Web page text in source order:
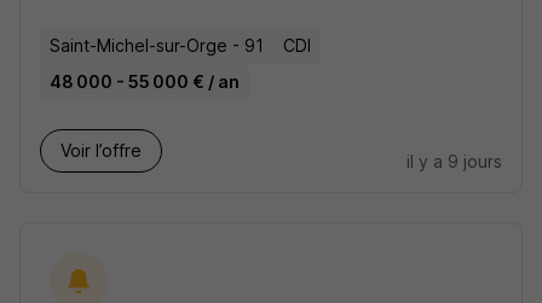
Saint-Michel-sur-Orge - 91
CDI
48 000 - 55 000 € / an
Voir l’offre
il y a 9 jours